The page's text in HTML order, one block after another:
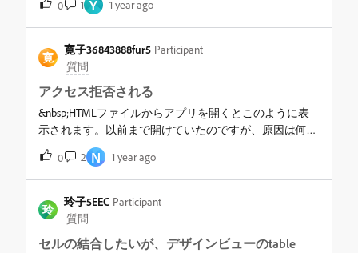
と、アップできることがある。・何をやってもアップで
きない最はCyberduckを利用するが、普通にアップでき
る。Cyberduckでエラーが出たことはない。・２年間上
記にような状態で使い続けていたが、ここ１週間、ほと
んどアップできることがなくなってしまった。本当に困
っているので、助けて欲しい。・なお、サーバー上で
は、全権限もらったうえに、IPアドレスもホワイトリス
トに追加してもらっています。&nbsp;本当に困っていま
す。&nbsp;
手くいかなかったというような内容ですが、強制終了し
た記憶もないです。アプリをアンインストールして再度
インストールしてみても改善しませんでした。改善方法
分かりませんでしょうか。
0 1 Y 1 year ago
寛
寛子36843888fur5 Participant
質問
アクセス拒否される
&nbsp;HTMLファイルからアプリを開くとこのように表
示されます。以前まで開けていたのですが、原因は何で
しょうか？？&nbsp;
0
2 N 1 year ago
玲
玲子5EEC Participant
質問
セルの結合したいが、デザインビューのtable